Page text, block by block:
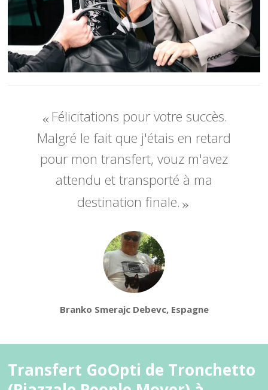
Félicitations pour votre succès.
Malgré le fait que j'étais en retard
pour mon transfert, vouz m'avez
attendu et transporté à ma
destination finale.
Branko Smerajc Debevc, Espagne
Transfert GoOpti de Tronchetto